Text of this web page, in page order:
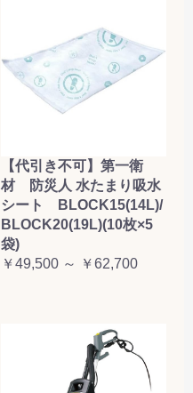
【代引き不可】第一衛
材 防災人 水たまり吸水
シート BLOCK15(14L)/
BLOCK20(19L)(10枚×5
袋)
￥49,500 ～ ￥62,700